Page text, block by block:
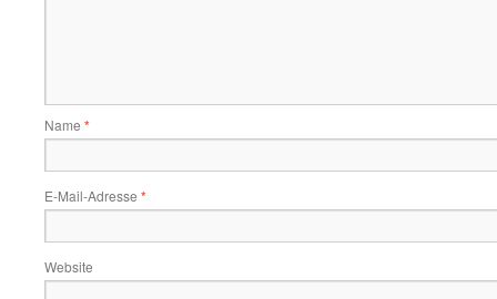
Name *
E-Mail-Adresse *
Website